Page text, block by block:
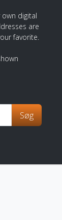
digital
are
favorite.
Søg